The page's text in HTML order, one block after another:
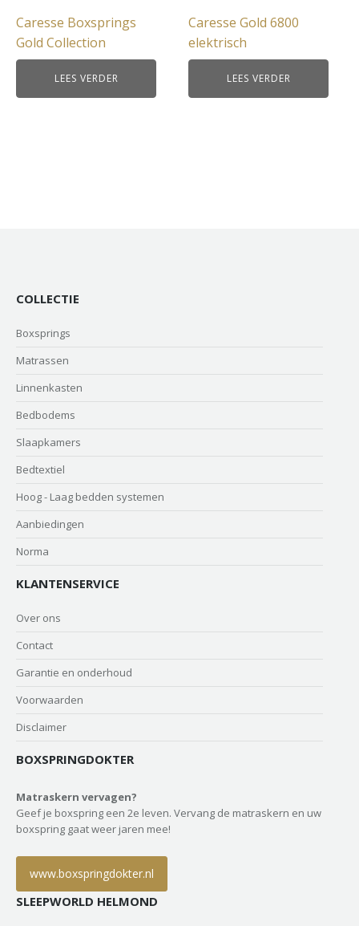
Caresse Boxsprings
Gold Collection
LEES VERDER
Caresse Gold 6800
elektrisch
LEES VERDER
COLLECTIE
Boxsprings
Matrassen
Linnenkasten
Bedbodems
Slaapkamers
Bedtextiel
Hoog - Laag bedden systemen
Aanbiedingen
Norma
KLANTENSERVICE
Over ons
Contact
Garantie en onderhoud
Voorwaarden
Disclaimer
BOXSPRINGDOKTER
Matraskern vervagen?
Geef je boxspring een 2e leven. Vervang de matraskern en uw
boxspring gaat weer jaren mee!
www.boxspringdokter.nl
SLEEPWORLD HELMOND